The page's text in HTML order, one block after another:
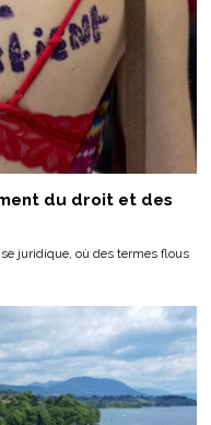
du droit et des
juridique, où des termes flous